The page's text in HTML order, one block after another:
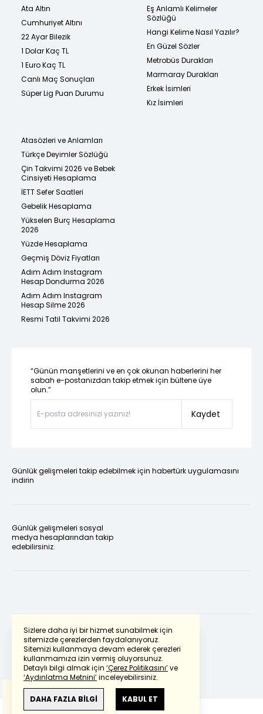
Sizlere daha iyi bir hizmet sunabilmek için
sitemizde çerezlerden faydalanıyoruz.
Sitemizi kullanmaya devam ederek çerezleri
kullanmamıza izin vermiş oluyorsunuz.
Detaylı bilgi almak için ‘Çerez Politikasını’ve
‘Aydınlatma Metnini’inceleyebilirsiniz.
DAHA FAZLA BİLGİ KABUL ET
Ata Altın
Cumhuriyet Altını
22 Ayar Bilezik
1 Dolar Kaç TL
1 Euro Kaç TL
Canlı Maç Sonuçları
Süper Lig Puan Durumu
Eş Anlamlı Kelimeler
Sözlüğü
Hangi Kelime Nasıl Yazılır?
En Güzel Sözler
Metrobüs Durakları
Marmaray Durakları
Erkek İsimleri
Kız İsimleri
Atasözleri ve Anlamları
Türkçe Deyimler Sözlüğü
Çin Takvimi 2026 ve Bebek
Cinsiyeti Hesaplama
İETT Sefer Saatleri
Gebelik Hesaplama
Yükselen Burç Hesaplama
2026
Yüzde Hesaplama
Geçmiş Döviz Fiyatları
Adım Adım Instagram
Hesap Dondurma 2026
Adım Adım Instagram
Hesap Silme 2026
Resmi Tatil Takvimi 2026
“Günün manşetlerini ve en çok okunan haberlerini her
sabah e-postanızdan takip etmek için bültene üye
olun.”
Kaydet
Günlük gelişmeleri takip edebilmek için habertürk uygulamasını
indirin
Günlük gelişmeleri sosyal
medya hesaplarından takip
edebilirsiniz.
Powered by Translate
Bu çevirideGoogle Transletekullanılmıştır.
Anlam ve çeviri hatalarından
haberturk.com
sorumlu değildir.